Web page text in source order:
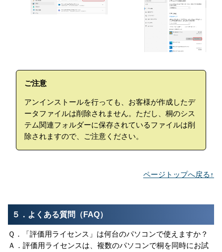
ご注意
アンインストールを行っても、お客様が作成したデ
ータファイルは削除されません。ただし、桐のシス
テム関連フォルダーに保存されているファイルは削
除されますので、ご注意ください。
ページトップへ戻る↑
５．よくある質問（FAQ）
「評価用ライセンス」は何台のパソコンで使えますか？
評価用ライセンスは、複数のパソコンで桐を同時にお試